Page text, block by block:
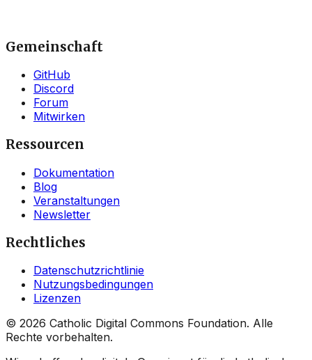
Gemeinschaft
GitHub
Discord
Forum
Mitwirken
Ressourcen
Dokumentation
Blog
Veranstaltungen
Newsletter
Rechtliches
Datenschutzrichtlinie
Nutzungsbedingungen
Lizenzen
© 2026 Catholic Digital Commons Foundation. Alle
Rechte vorbehalten.